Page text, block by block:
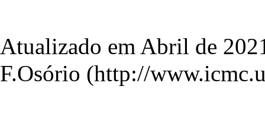
Atualizado em Abril de
F.Osório